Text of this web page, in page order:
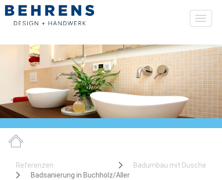
Referenzen
Badumbau mit Dusche
Badsanierung in Buchholz/Aller